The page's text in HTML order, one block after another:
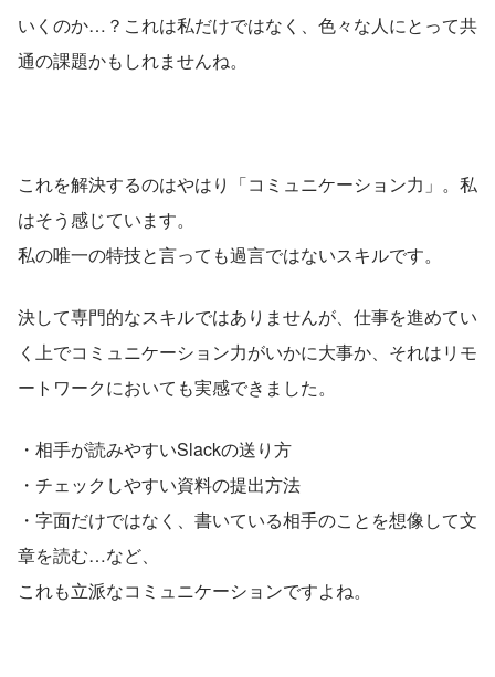
いくのか…？これは私だけではなく、色々な人にとって共
通の課題かもしれませんね。
これを解決するのはやはり「コミュニケーション力」。私
はそう感じています。
私の唯一の特技と言っても過言ではないスキルです。
決して専門的なスキルではありませんが、仕事を進めてい
く上でコミュニケーション力がいかに大事か、それはリモ
ートワークにおいても実感できました。
・相手が読みやすいSlackの送り方
・チェックしやすい資料の提出方法
・字面だけではなく、書いている相手のことを想像して文
章を読む…など、
これも立派なコミュニケーションですよね。